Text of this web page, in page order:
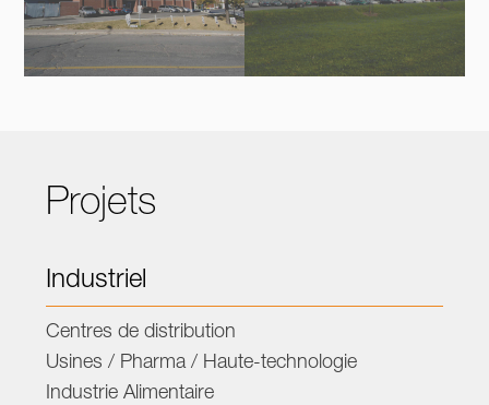
Projets
Industriel
Centres de distribution
Usines / Pharma / Haute-technologie
Industrie Alimentaire